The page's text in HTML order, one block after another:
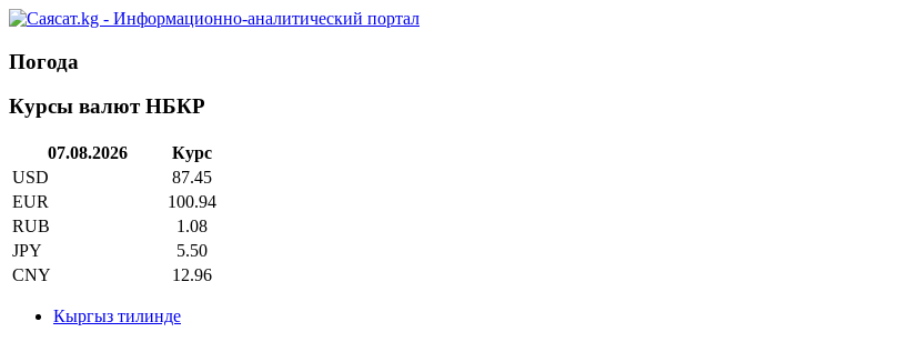
Погода
Курсы валют НБКР
07.08.2026
Курс
USD
87.45
EUR
100.94
RUB
1.08
JPY
5.50
CNY
12.96
Кыргыз тилинде